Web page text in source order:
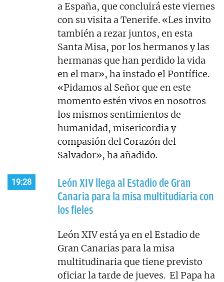
a España, que concluirá este viernes
con su visita a Tenerife. «Les invito
también a rezar juntos, en esta
Santa Misa, por los hermanos y las
hermanas que han perdido la vida
en el mar», ha instado el Pontífice.
«Pidamos al Señor que en este
momento estén vivos en nosotros
los mismos sentimientos de
humanidad, misericordia y
compasión del Corazón del
Salvador», ha añadido.
19:28
León XIV llega al Estadio de Gran
Canaria para la misa multitudiaria con
los fieles
León XIV está ya en el Estadio de
Gran Canarias para la misa
multitudinaria que tiene previsto
oficiar la tarde de jueves. El Papa ha